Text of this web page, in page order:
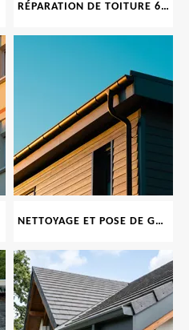
RÉPARATION DE TOITURE 69 RHONE, TUILES CASSÉES OU ABIMÉES
NETTOYAGE ET POSE DE GOUTTIÈRE 69